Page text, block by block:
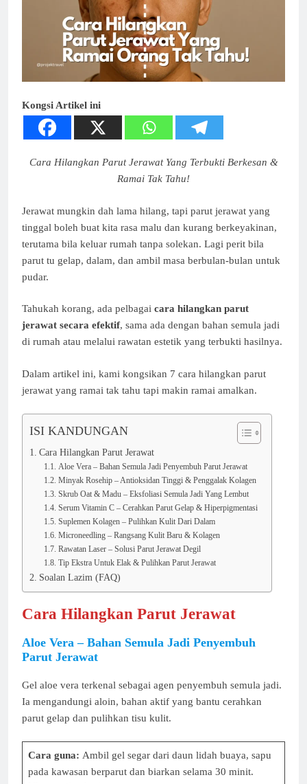
Kongsi Artikel ini
Cara Hilangkan Parut Jerawat Yang Terbukti Berkesan &
Ramai Tak Tahu!
Jerawat mungkin dah lama hilang, tapi parut jerawat yang
tinggal boleh buat kita rasa malu dan kurang berkeyakinan,
terutama bila keluar rumah tanpa solekan. Lagi perit bila
parut tu gelap, dalam, dan ambil masa berbulan-bulan untuk
pudar.
Tahukah korang, ada pelbagai cara hilangkan parut
jerawat secara efektif, sama ada dengan bahan semula jadi
di rumah atau melalui rawatan estetik yang terbukti hasilnya.
Dalam artikel ini, kami kongsikan 7 cara hilangkan parut
jerawat yang ramai tak tahu tapi makin ramai amalkan.
ISI KANDUNGAN
Cara Hilangkan Parut Jerawat
Aloe Vera – Bahan Semula Jadi Penyembuh Parut Jerawat
Minyak Rosehip – Antioksidan Tinggi & Penggalak Kolagen
Skrub Oat & Madu – Eksfoliasi Semula Jadi Yang Lembut
Serum Vitamin C – Cerahkan Parut Gelap & Hiperpigmentasi
Suplemen Kolagen – Pulihkan Kulit Dari Dalam
Microneedling – Rangsang Kulit Baru & Kolagen
Rawatan Laser – Solusi Parut Jerawat Degil
Tip Ekstra Untuk Elak & Pulihkan Parut Jerawat
Soalan Lazim (FAQ)
Cara Hilangkan Parut Jerawat
Aloe Vera – Bahan Semula Jadi Penyembuh
Parut Jerawat
Gel aloe vera terkenal sebagai agen penyembuh semula jadi.
Ia mengandungi aloin, bahan aktif yang bantu cerahkan
parut gelap dan pulihkan tisu kulit.
Cara guna: Ambil gel segar dari daun lidah buaya, sapu
pada kawasan berparut dan biarkan selama 30 minit.